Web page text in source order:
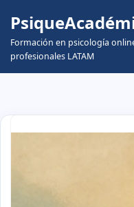
Skip
to
content
Formación en psicología
profesionales LATAM